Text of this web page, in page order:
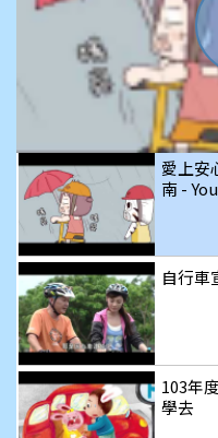
愛上安
南 -
自行車
103年
學去